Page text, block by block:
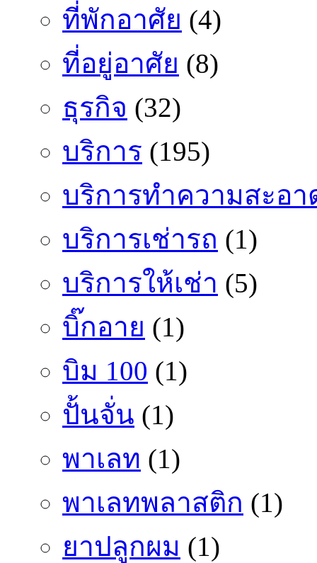
ที่พักอาศัย (4)
ที่อยู่อาศัย (8)
ธุรกิจ (32)
บริการ (195)
บริการทำความสะอา
บริการเช่ารถ (1)
บริการให้เช่า (5)
บิ๊กอาย (1)
บิม 100 (1)
ปั้นจั่น (1)
พาเลท (1)
พาเลทพลาสติก (1)
ยาปลูกผม (1)